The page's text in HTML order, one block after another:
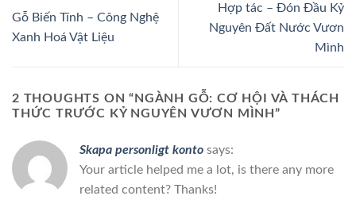
Gỗ Biến Tính – Công Nghệ
Xanh Hoá Vật Liệu
Hợp tác – Đón Đầu Kỷ
Nguyên Đất Nước Vươn
Mình
2 THOUGHTS ON “ NGÀNH GỖ: CƠ HỘI VÀ THÁCH
THỨC TRƯỚC KỶ NGUYÊN VƯƠN MÌNH ”
Skapa personligt konto says:
Your article helped me a lot, is there any more
related content? Thanks!